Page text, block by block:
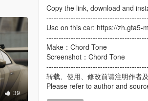
39
Copy the link, download and
Use on this car: https://zh.gta5-
Make：Chord Tone
Screenshot：Chord Tone
转载、使用、修改前请注明作者
Please refer to author and